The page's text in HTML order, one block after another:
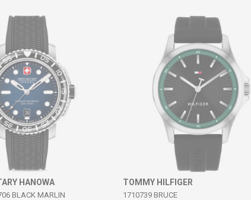
HANOWA
BLACK MARLIN
TOMMY HILFIGER
1710739 BRUCE